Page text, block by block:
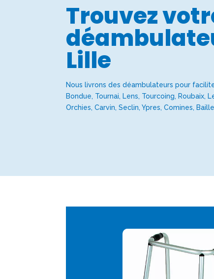
Trouvez
Lille
Nous livrons des déambulateurs pour
Bondue, Tournai, Lens, Tourcoing, Roubaix,
Orchies, Carvin, Seclin, Ypres, Comines,